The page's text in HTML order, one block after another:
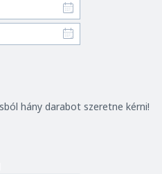
hány darabot szeretne kérni!